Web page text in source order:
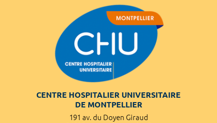
CENTRE HOSPITALIER UNIVERSITAIRE
DE MONTPELLIER
191 av. du Doyen Giraud